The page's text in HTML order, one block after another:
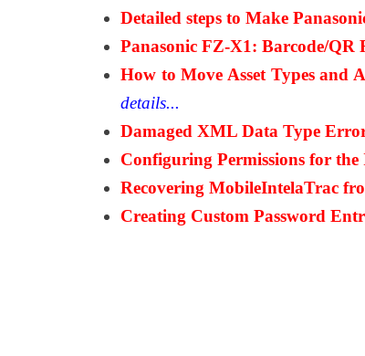
Detailed steps to Make
Panasonic FZ-X1: Barcode/QR
How to Move Asset Types and
details...​
Damaged XML Data Type
Configuring Permissions for
Recovering MobileIntelaTrac
Creating Custom Password